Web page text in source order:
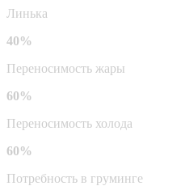
Линька
40%
Переносимость жары
60%
Переносимость холода
60%
Потребность в груминге